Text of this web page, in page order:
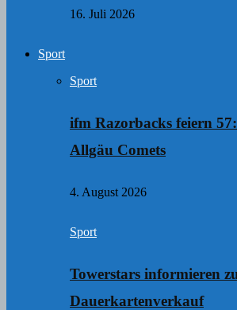
16. Juli 2026
Sport
Sport
ifm Razorbacks feiern
Allgäu Comets
4. August 2026
Sport
Towerstars informieren
Dauerkartenverkauf